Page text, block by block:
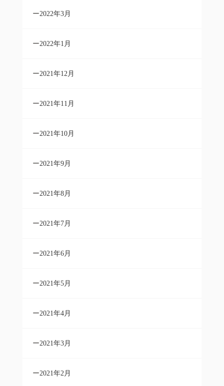
2022年3月
2022年1月
2021年12月
2021年11月
2021年10月
2021年9月
2021年8月
2021年7月
2021年6月
2021年5月
2021年4月
2021年3月
2021年2月